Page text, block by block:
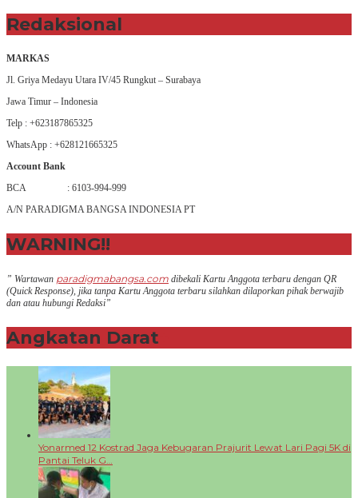
Redaksional
MARKAS
Jl. Griya Medayu Utara IV/45 Rungkut – Surabaya
Jawa Timur – Indonesia
Telp : +623187865325
WhatsApp : +628121665325
Account Bank
BCA : 6103-994-999
A/N PARADIGMA BANGSA INDONESIA PT
WARNING!!
” Wartawan paradigmabangsa.com dibekali Kartu Anggota terbaru dengan QR
(Quick Response), jika tanpa Kartu Anggota terbaru silahkan dilaporkan pihak berwajib
dan atau hubungi Redaksi”
Angkatan Darat
Yonarmed 12 Kostrad Jaga Kebugaran Prajurit Lewat Lari Pagi 5K di
Pantai Teluk G…